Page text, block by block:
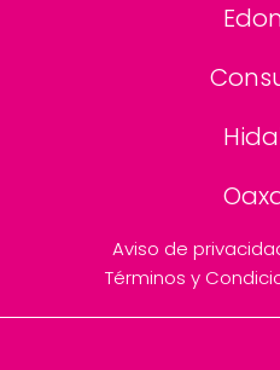
Aviso de
Términos y